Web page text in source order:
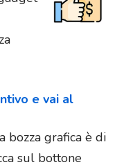
e vai al
bozza grafica è di
sul bottone